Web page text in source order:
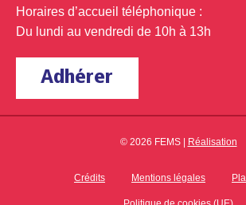
Horaires d’accueil téléphonique :
Du lundi au vendredi de 10h à 13h
Adhérer
© 2026 FEMS | Réalisation
Crédits Mentions légales